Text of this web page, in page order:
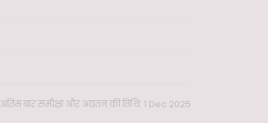
अंतिम बार समीक्षा और अद्यतन की तिथि: 1 Dec 2025